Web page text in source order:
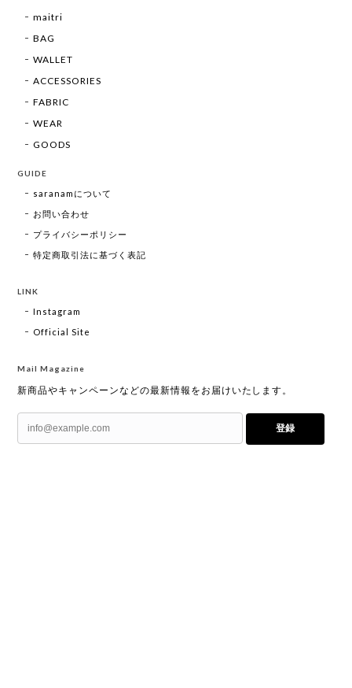
maitri
BAG
WALLET
ACCESSORIES
FABRIC
WEAR
GOODS
GUIDE
saranamについて
お問い合わせ
プライバシーポリシー
特定商取引法に基づく表記
LINK
Instagram
Official Site
Mail Magazine
新商品やキャンペーンなどの最新情報をお届けいたします。
登録